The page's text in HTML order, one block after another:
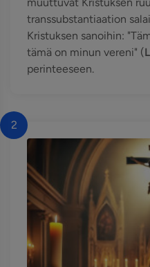
transsubstantiaation
Kristuksen sanoihin:
tämä on minun vereni" (
perinteeseen.
2